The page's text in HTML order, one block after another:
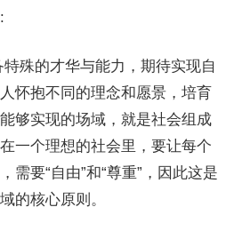
殊的才华与能力，期待实现自
怀抱不同的理念和愿景，培育
够实现的场域，就是社会组成
一个理想的社会里，要让每个
需要“自由”和“尊重”，因此这是
的核心原则。